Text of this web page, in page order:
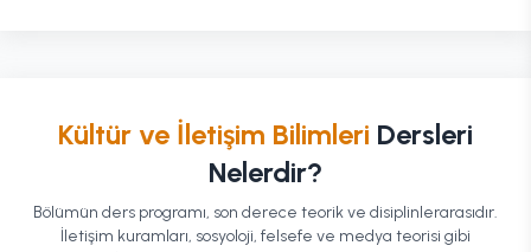
Kültür ve İletişim Bilimleri Dersleri
Nelerdir?
Bölümün ders programı, son derece teorik ve disiplinlerarasıdır.
İletişim kuramları, sosyoloji, felsefe ve medya teorisi gibi